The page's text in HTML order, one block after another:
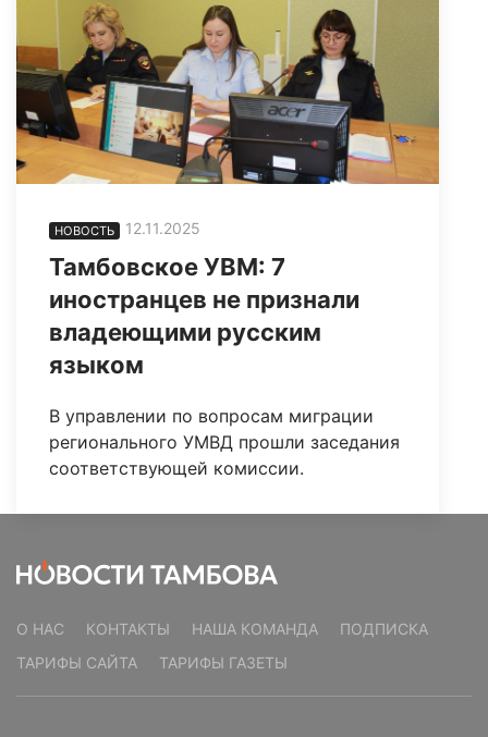
НОВОСТЬ 12.11.2025
Тамбовское УВМ: 7
иностранцев не признали
владеющими русским
языком
В управлении по вопросам миграции
регионального УМВД прошли заседания
соответствующей комиссии.
О НАС КОНТАКТЫ НАША КОМАНДА
ПОДПИСКА
ТАРИФЫ САЙТА
ТАРИФЫ ГАЗЕТЫ